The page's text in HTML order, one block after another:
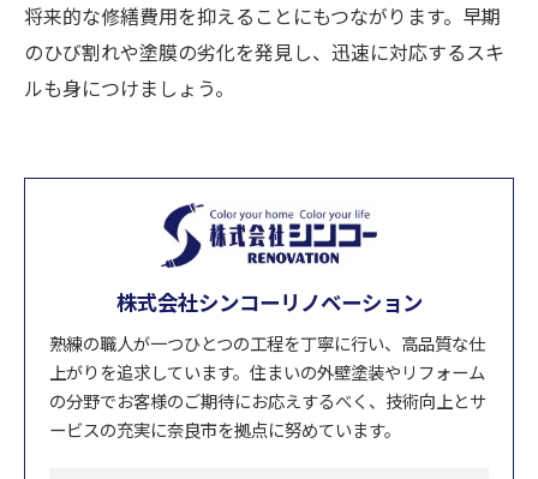
将来的な修繕費用を抑えることにもつながります。早期
のひび割れや塗膜の劣化を発見し、迅速に対応するスキ
ルも身につけましょう。
株式会社シンコーリノベーション
熟練の職人が一つひとつの工程を丁寧に行い、高品質な仕
上がりを追求しています。住まいの外壁塗装やリフォーム
の分野でお客様のご期待にお応えするべく、技術向上とサ
ービスの充実に奈良市を拠点に努めています。